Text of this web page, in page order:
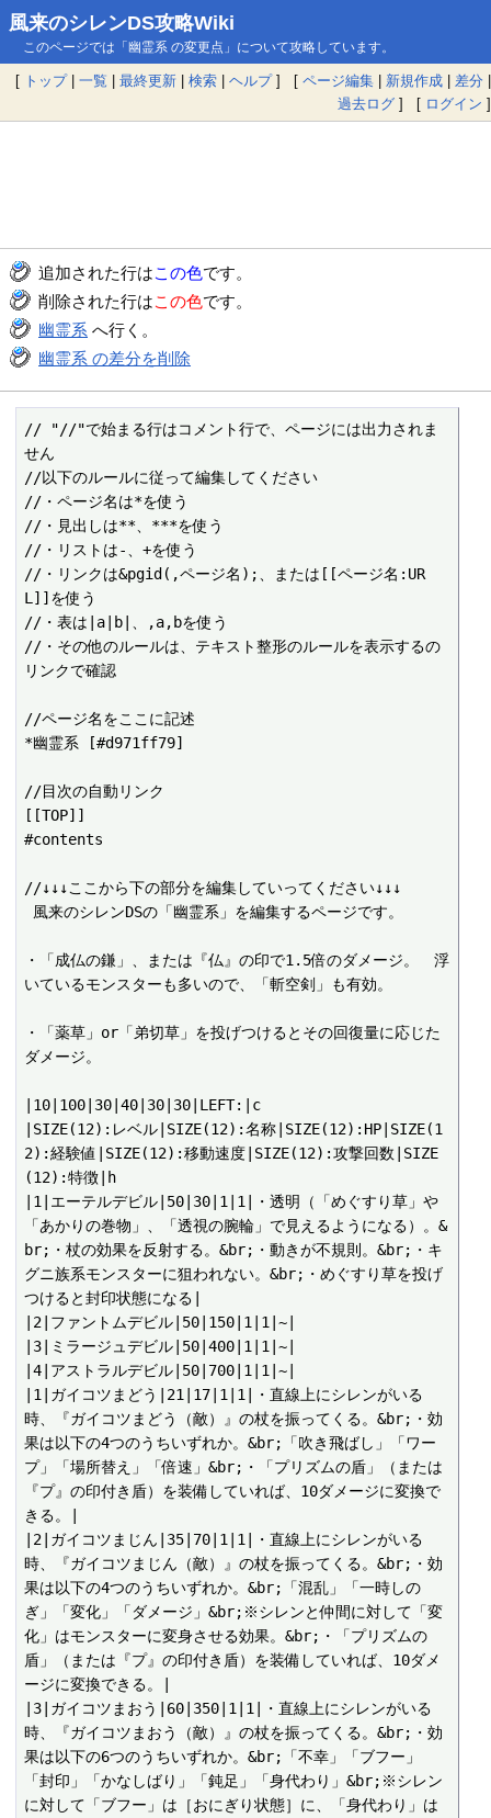
風来のシレンDS攻略Wiki
このページでは「幽霊系 の変更点」について攻略しています。
[ トップ| 一覧 | 最終更新 | 検索 | ヘルプ] [ ページ編集 | 新規作成 | 差分 |
過去ログ ] [ ログイン ]
追加された行はこの色です。
削除された行はこの色です。
幽霊系 へ行く。
幽霊系 の差分を削除
// "//"で始まる行はコメント行で、ページには出力されま
せん
//以下のルールに従って編集してください
//・ページ名は*を使う
//・見出しは**、***を使う
//・リストは-、+を使う
//・リンクは&pgid(,ページ名);、または[[ページ名:UR
L]]を使う
//・表は|a|b|、,a,bを使う
//・その他のルールは、テキスト整形のルールを表示するの
リンクで確認
//ページ名をここに記述
*幽霊系 [#d971ff79]
//目次の自動リンク
[[TOP]]
#contents
//↓↓↓ここから下の部分を編集していってください↓↓↓
・「成仏の鎌」、または『仏』の印で1.5倍のダメージ。　浮
いているモンスターも多いので、「斬空剣」も有効。
・「薬草」or「弟切草」を投げつけるとその回復量に応じた
ダメージ。
|10|100|30|40|30|30|LEFT:|c
|SIZE(12):レベル|SIZE(12):名称|SIZE(12):HP|SIZE(1
2):経験値|SIZE(12):移動速度|SIZE(12):攻撃回数|SIZE
(12):特徴|h
|1|エーテルデビル|50|30|1|1|・透明（「めぐすり草」や
「あかりの巻物」、「透視の腕輪」で見えるようになる）。&
br;・杖の効果を反射する。&br;・動きが不規則。&br;・キ
グニ族系モンスターに狙われない。&br;・めぐすり草を投げ
つけると封印状態になる|
|2|ファントムデビル|50|150|1|1|~|
|3|ミラージュデビル|50|400|1|1|~|
|4|アストラルデビル|50|700|1|1|~|
|1|ガイコツまどう|21|17|1|1|・直線上にシレンがいる
時、『ガイコツまどう（敵）』の杖を振ってくる。&br;・効
果は以下の4つのうちいずれか。&br;「吹き飛ばし」「ワー
プ」「場所替え」「倍速」&br;・「プリズムの盾」（または
『プ』の印付き盾）を装備していれば、10ダメージに変換で
きる。|
|2|ガイコツまじん|35|70|1|1|・直線上にシレンがいる
時、『ガイコツまじん（敵）』の杖を振ってくる。&br;・効
果は以下の4つのうちいずれか。&br;「混乱」「一時しの
ぎ」「変化」「ダメージ」&br;※シレンと仲間に対して「変
化」はモンスターに変身させる効果。&br;・「プリズムの
盾」（または『プ』の印付き盾）を装備していれば、10ダメ
ージに変換できる。|
|3|ガイコツまおう|60|350|1|1|・直線上にシレンがいる
時、『ガイコツまおう（敵）』の杖を振ってくる。&br;・効
果は以下の6つのうちいずれか。&br;「不幸」「ブフー」
「封印」「かなしばり」「鈍足」「身代わり」&br;※シレン
に対して「ブフー」は［おにぎり状態］に、「身代わり」は